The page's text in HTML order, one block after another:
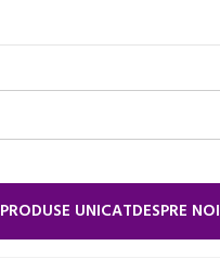
PRODUSE UNICATDESPRE NOI